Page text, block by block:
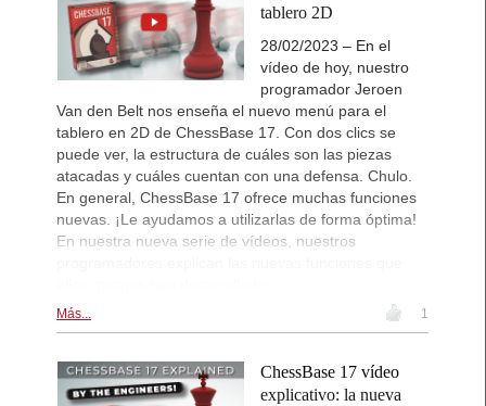
tablero 2D
28/02/2023 – En el
vídeo de hoy, nuestro
programador Jeroen
Van den Belt nos enseña el nuevo menú para el
tablero en 2D de ChessBase 17. Con dos clics se
puede ver, la estructura de cuáles son las piezas
atacadas y cuáles cuentan con una defensa. Chulo.
En general, ChessBase 17 ofrece muchas funciones
nuevas. ¡Le ayudamos a utilizarlas de forma óptima!
En nuestra nueva serie de vídeos, nuestros
Más... 1
ChessBase 17 vídeo
explicativo: la nueva